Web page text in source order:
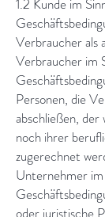
1.2 Kunde im
Verbraucher als
Verbraucher im
Personen, die
abschließen,
noch ihrer
zugerechnet
Unternehmer
oder juristische